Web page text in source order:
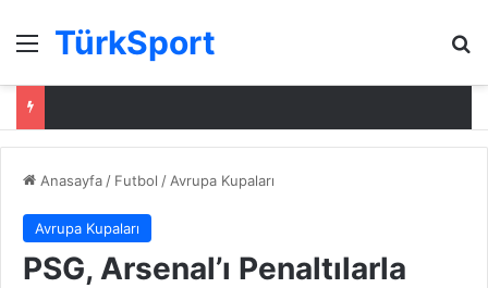
Menü
TürkSport
Anasayfa / Futbol / Avrupa Kupaları
Avrupa Kupaları
PSG, Arsenal’ı Penaltılarla